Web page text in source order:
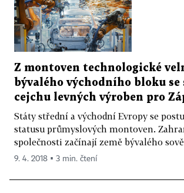
Z montoven technologické
bývalého východního bloku
cejchu levných výroben pro
Státy střední a východní Evropy se
statusu průmyslových montoven.
společnosti začínají země bývalého
9. 4. 2018 ▪ 3 min. čtení